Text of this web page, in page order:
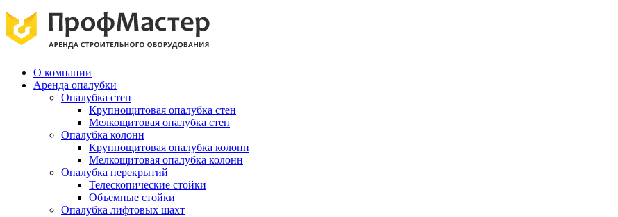
О компании
Аренда опалубки
Опалубка стен
Крупнощитовая опалубка стен
Мелкощитовая опалубка стен
Опалубка колонн
Крупнощитовая опалубка колонн
Мелкощитовая опалубка колонн
Опалубка перекрытий
Телескопические стойки
Объемные стойки
Опалубка лифтовых шахт